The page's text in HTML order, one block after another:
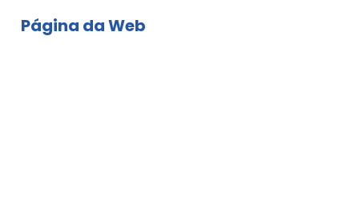
Página da Web